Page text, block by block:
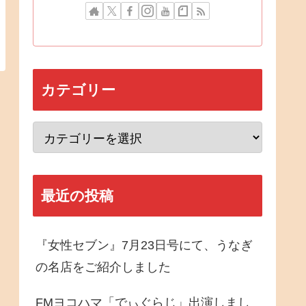
カテゴリー
最近の投稿
『女性セブン』7月23日号にて、うなぎ
の名店をご紹介しました
FMヨコハマ「でぃぐらじ」出演しまし